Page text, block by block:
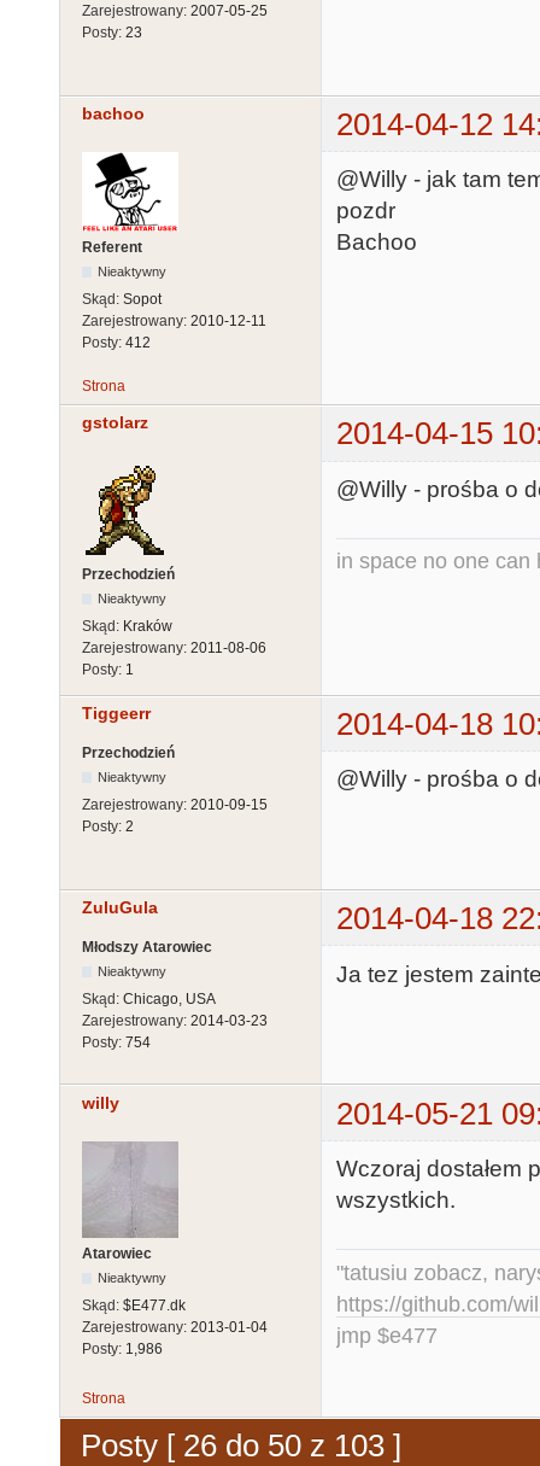
Zarejestrowany: 2007-05-25
Posty: 23
bachoo 2014-04-12
Referent
Nieaktywny
Skąd: Sopot
Zarejestrowany: 2010-12-11
Posty: 412
@Willy - jak tam
pozdr
Bachoo
Strona
gstolarz 2014-04-15
Przechodzień
Nieaktywny
Skąd: Kraków
Zarejestrowany: 2011-08-06
Posty: 1
@Willy - prośba o
in space no one can
Tiggeerr 2014-04-18
Przechodzień
Nieaktywny
Zarejestrowany: 2010-09-15
Posty: 2
@Willy - prośba o
ZuluGula 2014-04-18
Młodszy Atarowiec
Nieaktywny
Skąd: Chicago, USA
Zarejestrowany: 2014-03-23
Posty: 754
Ja tez jestem
willy 2014-05-21
Atarowiec
Nieaktywny
Skąd: $E477.dk
Zarejestrowany: 2013-01-04
Posty: 1,986
Wczoraj dostałem
wszystkich.
"tatusiu zobacz,
https://github.com/
jmp $e477
Strona
Posty [ 26 do 50 z 103 ]